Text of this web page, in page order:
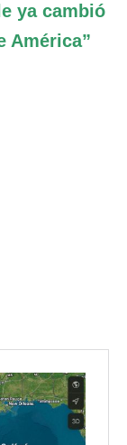
ya cambió
América”